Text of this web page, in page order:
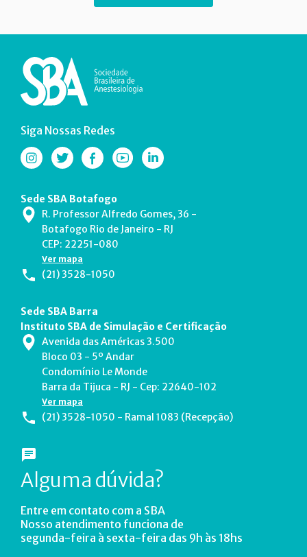
Siga Nossas Redes
Sede SBA Botafogo
R. Professor Alfredo Gomes, 36 -
Botafogo Rio de Janeiro - RJ
CEP: 22251-080
Ver mapa
(21) 3528-1050
Sede SBA Barra
Instituto SBA de Simulação e Certificação
Avenida das Américas 3.500
Bloco 03 - 5º Andar
Condomínio Le Monde
Barra da Tijuca - RJ - Cep: 22640-102
Ver mapa
(21) 3528-1050 - Ramal 1083 (Recepção)
Alguma dúvida?
Entre em contato com a SBA
Nosso atendimento funciona de
segunda-feira à sexta-feira das 9h às 18hs